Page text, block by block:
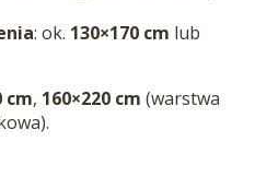
: ok. 130×170 cm lub
cm, 160×220 cm (warstwa